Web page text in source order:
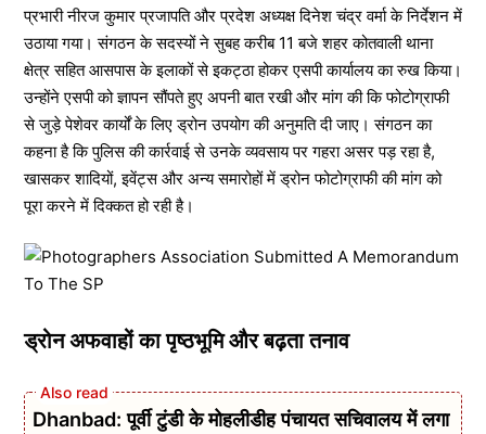
प्रभारी नीरज कुमार प्रजापति और प्रदेश अध्यक्ष दिनेश चंद्र वर्मा के निर्देशन में
उठाया गया। संगठन के सदस्यों ने सुबह करीब 11 बजे शहर कोतवाली थाना
क्षेत्र सहित आसपास के इलाकों से इकट्ठा होकर एसपी कार्यालय का रुख किया।
उन्होंने एसपी को ज्ञापन सौंपते हुए अपनी बात रखी और मांग की कि फोटोग्राफी
से जुड़े पेशेवर कार्यों के लिए ड्रोन उपयोग की अनुमति दी जाए। संगठन का
कहना है कि पुलिस की कार्रवाई से उनके व्यवसाय पर गहरा असर पड़ रहा है,
खासकर शादियों, इवेंट्स और अन्य समारोहों में ड्रोन फोटोग्राफी की मांग को
पूरा करने में दिक्कत हो रही है।
ड्रोन अफवाहों का पृष्ठभूमि और बढ़ता तनाव
Dhanbad: पूर्वी टुंडी के मोहलीडीह पंचायत सचिवालय में लगा